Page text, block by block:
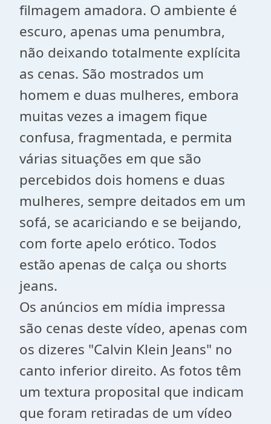
filmagem amadora. O ambiente é
escuro, apenas uma penumbra,
não deixando totalmente explícita
as cenas. São mostrados um
homem e duas mulheres, embora
muitas vezes a imagem fique
confusa, fragmentada, e permita
várias situações em que são
percebidos dois homens e duas
mulheres, sempre deitados em um
sofá, se acariciando e se beijando,
com forte apelo erótico. Todos
estão apenas de calça ou shorts
jeans.
Os anúncios em mídia impressa
são cenas deste vídeo, apenas com
os dizeres "Calvin Klein Jeans" no
canto inferior direito. As fotos têm
um textura proposital que indicam
que foram retiradas de um vídeo